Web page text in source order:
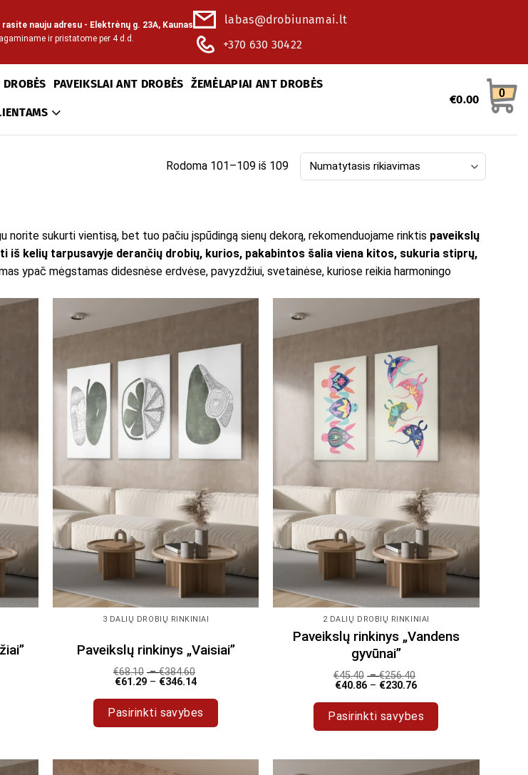
rasite nauju adresu - Elektrėnų g. 23A, Kaunas
ir pristatome per 4 d.d.
labas@drobiunamai.lt
+370 630 30422
PAVEIKSLAI ANT DROBĖS ŽEMĖLAPIAI ANT DROBĖS
€0.00 0
Rodoma 101–109 iš 109
norite sukurti vientisą, bet tuo pačiu įspūdingą sienų dekorą, rekomenduojame rinktis paveikslų
iš kelių tarpusavyje derančių drobių, kurios, pakabintos šalia viena kitos, sukuria stiprų,
ypač mėgstamas didesnėse erdvėse, pavyzdžiui, svetainėse, kuriose reikia harmoningo
3 DALIŲ DROBIŲ RINKINIAI
Paveikslų rinkinys „Vaisiai”
€68.10 –€384.60
€61.29 – €346.14
Pasirinkti savybes
has
2 DALIŲ DROBIŲ RINKINIAI
Paveikslų rinkinys „Vandens
gyvūnai”
€45.40 –€256.40
€40.86 – €230.76
Pasirinkti savybes